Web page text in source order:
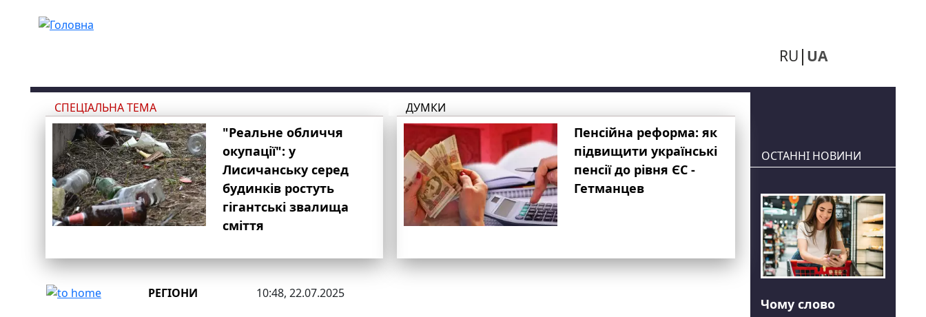
RU UA
СПЕЦІАЛЬНА ТЕМА
"Реальне обличчя
окупації": у
Лисичанську серед
будинків ростуть
гігантські звалища
сміття
ДУМКИ
Пенсійна реформа: як
підвищити українські
пенсії до рівня ЄС -
Гетманцев
РЕГІОНИ 10:48, 22.07.2025
ОСТАННІ НОВИНИ
Чому слово